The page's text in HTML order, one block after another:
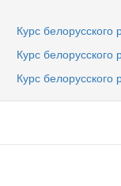
Курс белорусского
Курс
Курс